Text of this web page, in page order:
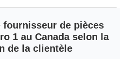
fournisseur de pièces
1 au Canada selon la
de la clientèle